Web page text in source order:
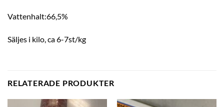
Vattenhalt:66,5%
Säljes i kilo, ca 6-7st/kg
RELATERADE PRODUKTER